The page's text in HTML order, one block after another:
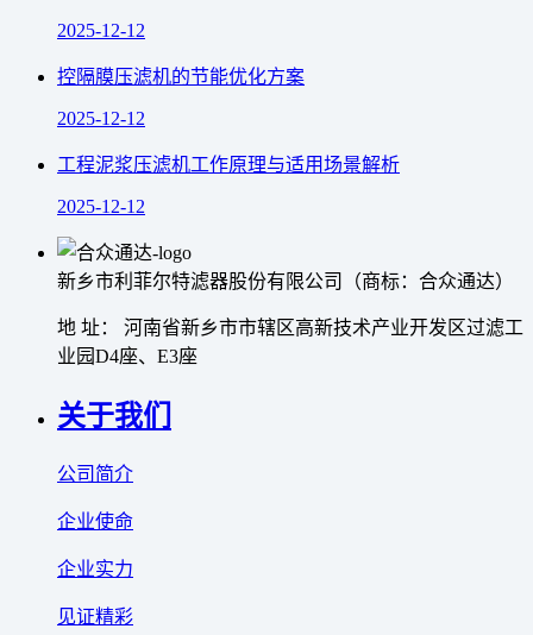
2025-12-12
控隔膜压滤机的节能优化方案
2025-12-12
工程泥浆压滤机工作原理与适用场景解析
2025-12-12
新乡市利菲尔特滤器股份有限公司（商标：合众通达）
地 址： 河南省新乡市市辖区高新技术产业开发区过滤工
业园D4座、E3座
关于我们
公司简介
企业使命
企业实力
见证精彩